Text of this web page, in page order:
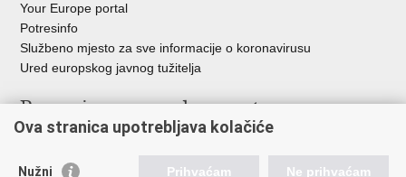
Your Europe portal
Potresinfo
Službeno mjesto za sve informacije o koronavirusu
Ured europskog javnog tužitelja
Poveznice pravosudnog sustava
Državno odvjetništvo
Ova stranica upotrebljava kolačiće
Nužni Prihvaćam Ne prihvaćam